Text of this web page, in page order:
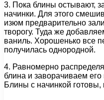
3. Пока блины остывают,
начинки. Для этого
изюм предварительно
творогу. Туда же
ваниль. Хорошенько все
получилась однородной.
4. Равномерно
блина и заворачиваем его
Блины с начинкой готовы,